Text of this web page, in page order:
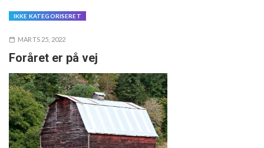
IKKE KATEGORISERET
MARTS 25, 2022
Foråret er på vej